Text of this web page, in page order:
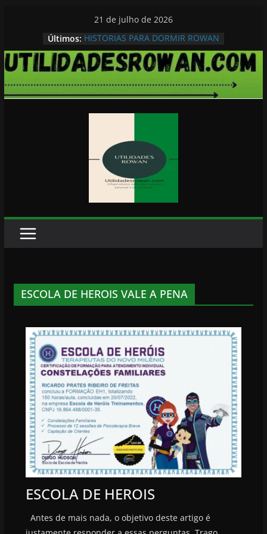
conteúdo
21 de julho de 2026
Últimos: HISTORIAS PARA DORMIR ROWAN
ESCOLA DE HEROIS VALE A PENA
ESCOLA DE HEROIS
Antes de mais nada, o objetivo deste artigo é